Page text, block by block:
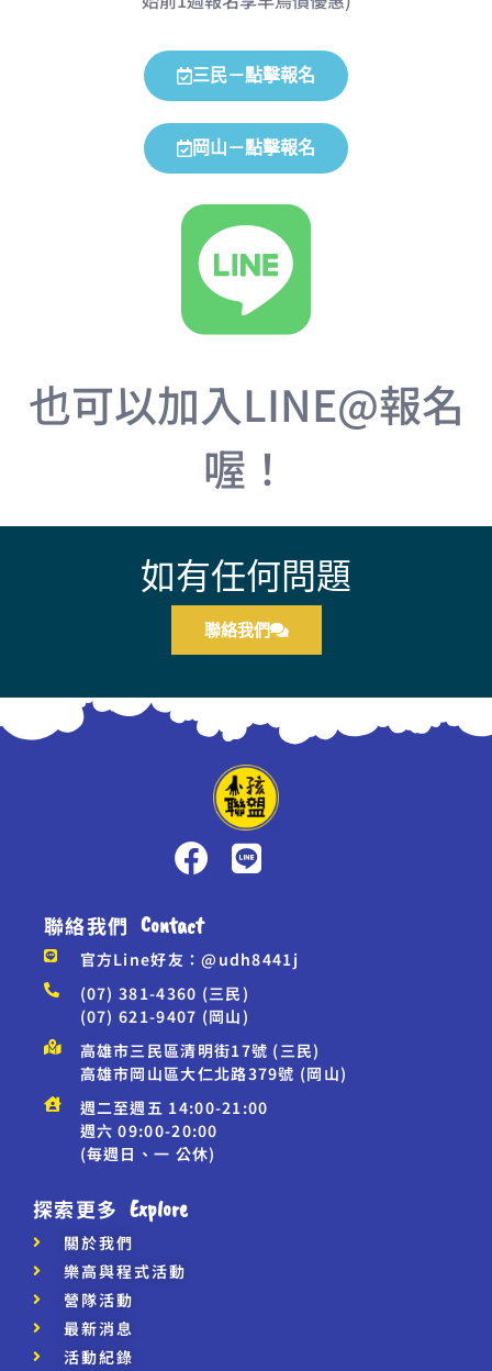
三民－點擊報名
岡山－點擊報名
也可以加入LINE@報名
喔！
如有任何問題
聯絡我們
聯絡我們 Contact
官方Line好友：@udh8441j
(07) 381-4360 (三民)
(07) 621-9407 (岡山)
高雄市三民區清明街17號 (三民)
高雄市岡山區大仁北路379號 (岡山)
週二至週五 14:00-21:00
週六 09:00-20:00
(每週日、一 公休)
探索更多 Explore
關於我們
樂高與程式活動
營隊活動
最新消息
活動紀錄